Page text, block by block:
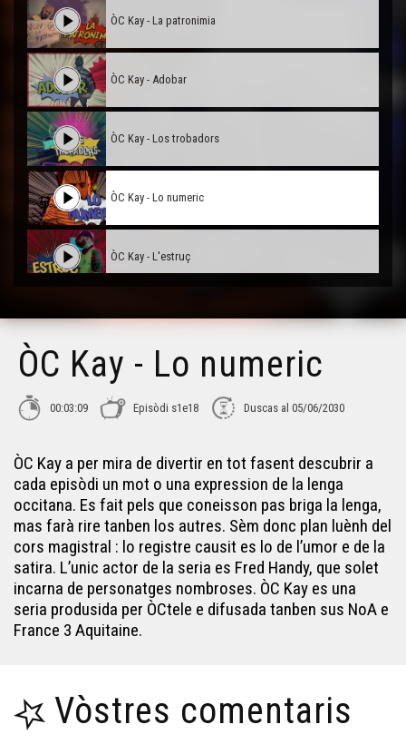
ÒC Kay - La patronimia
ÒC Kay - Adobar
ÒC Kay - Los trobadors
ÒC Kay - Lo numeric
ÒC Kay - L'estruç
ÒC Kay - La fatiga
ÒC Kay - Se canta
ÒC Kay - Lo vin
ÒC Kay - Los transpòrts
ÒC Kay - Los diminutius
ÒC Kay - Lo numeric
00:03:09 Episòdi s1e18 Duscas al 05/06/2030
ÒC Kay a per mira de divertir en tot fasent descubrir a
cada episòdi un mot o una expression de la lenga
occitana. Es fait pels que coneisson pas briga la lenga,
mas farà rire tanben los autres. Sèm donc plan luènh del
cors magistral : lo registre causit es lo de l’umor e de la
satira. L’unic actor de la seria es Fred Handy, que solet
incarna de personatges nombroses. ÒC Kay es una
seria produsida per ÒCtele e difusada tanben sus NoA e
France 3 Aquitaine.
Vòstres comentaris